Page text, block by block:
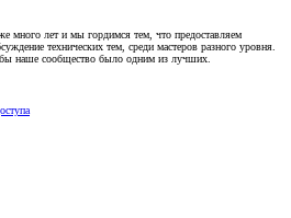
много лет и мы гордимся тем, что предоставляем
технических тем, среди мастеров разного уровня.
наше сообщество было одним из лучших.